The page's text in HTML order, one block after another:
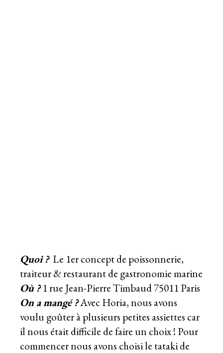
Quoi ?Le 1er concept de poissonnerie,
traiteur & restaurant de gastronomie marine
Où ?1 rue Jean-Pierre Timbaud 75011 Paris
On a mangé ?Avec Horia, nous avons
voulu goûter à plusieurs petites assiettes car
il nous était difficile de faire un choix ! Pour
commencer nous avons choisi le tataki de